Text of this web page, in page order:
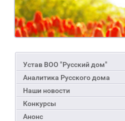
Устав ВОО "Русский дом"
Аналитика Русского дома
Наши новости
Конкурсы
Анонс